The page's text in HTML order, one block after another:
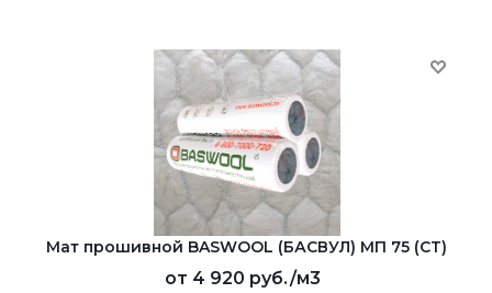
Мат прошивной BASWOOL (БАСВУЛ) МП 75 (СТ)
от 4 920 руб./м3